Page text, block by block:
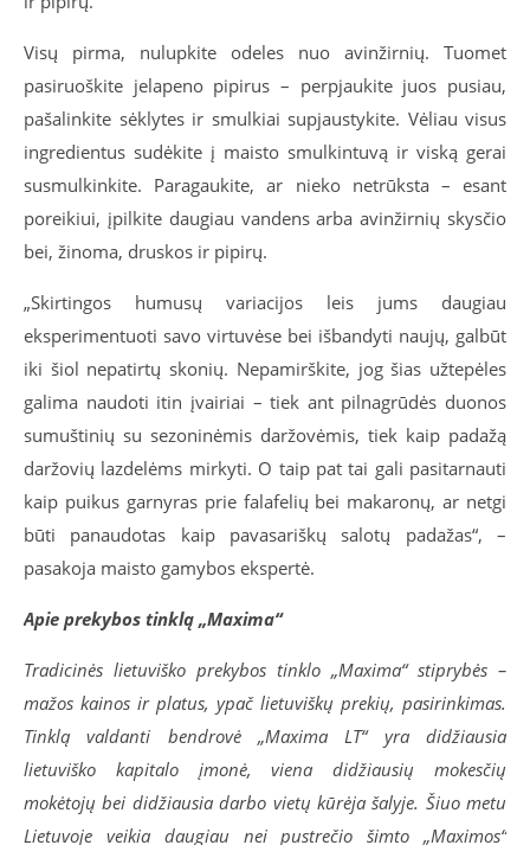
Visų pirma, nulupkite odeles nuo avinžirnių. Tuomet
pasiruoškite jelapeno pipirus – perpjaukite juos pusiau,
pašalinkite sėklytes ir smulkiai supjaustykite. Vėliau visus
ingredientus sudėkite į maisto smulkintuvą ir viską gerai
susmulkinkite. Paragaukite, ar nieko netrūksta – esant
poreikiui, įpilkite daugiau vandens arba avinžirnių skysčio
bei, žinoma, druskos ir pipirų.
„Skirtingos humusų variacijos leis jums daugiau
eksperimentuoti savo virtuvėse bei išbandyti naujų, galbūt
iki šiol nepatirtų skonių. Nepamirškite, jog šias užtepėles
galima naudoti itin įvairiai – tiek ant pilnagrūdės duonos
sumuštinių su sezoninėmis daržovėmis, tiek kaip padažą
daržovių lazdelėms mirkyti. O taip pat tai gali pasitarnauti
kaip puikus garnyras prie falafelių bei makaronų, ar netgi
būti panaudotas kaip pavasariškų salotų padažas“, –
pasakoja maisto gamybos ekspertė.
Apie prekybos tinklą „Maxima“
Tradicinės lietuviško prekybos tinklo „Maxima“ stiprybės –
mažos kainos ir platus, ypač lietuviškų prekių, pasirinkimas.
Tinklą valdanti bendrovė „Maxima LT“ yra didžiausia
lietuviško kapitalo įmonė, viena didžiausių mokesčių
mokėtojų bei didžiausia darbo vietų kūrėja šalyje. Šiuo metu
Lietuvoje veikia daugiau nei pustrečio šimto „Maximos“